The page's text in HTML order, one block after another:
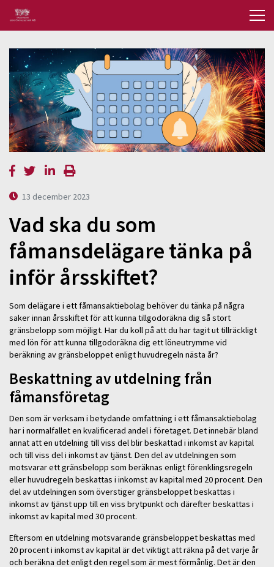
13 december 2023
Vad ska du som
fåmansdelägare tänka på
inför årsskiftet?
Som delägare i ett fåmansaktiebolag behöver du tänka på några
saker innan årsskiftet för att kunna tillgodoräkna dig så stort
gränsbelopp som möjligt. Har du koll på att du har tagit ut tillräckligt
med lön för att kunna tillgodoräkna dig ett löneutrymme vid
beräkning av gränsbeloppet enligt huvudregeln nästa år?
Beskattning av utdelning från
fåmansföretag
Den som är verksam i betydande omfattning i ett fåmansaktiebolag
har i normalfallet en kvalificerad andel i företaget. Det innebär bland
annat att en utdelning till viss del blir beskattad i inkomst av kapital
och till viss del i inkomst av tjänst. Den del av utdelningen som
motsvarar ett gränsbelopp som beräknas enligt förenklingsregeln
eller huvudregeln beskattas i inkomst av kapital med 20 procent. Den
del av utdelningen som överstiger gränsbeloppet beskattas i
inkomst av tjänst upp till en viss brytpunkt och därefter beskattas i
inkomst av kapital med 30 procent.
Eftersom en utdelning motsvarande gränsbeloppet beskattas med
20 procent i inkomst av kapital är det viktigt att räkna på det varje år
och beräkna det enligt den regel som är mest förmånlig. Det är den